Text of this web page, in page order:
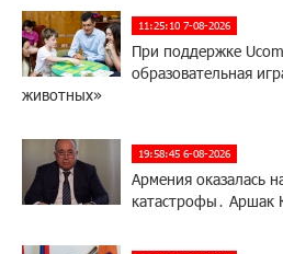
11:25:10 7-08-2026
При поддержке
образовательная
животных»
19:58:45 6-08-2026
Армения оказалась
катастрофы․ Аршак